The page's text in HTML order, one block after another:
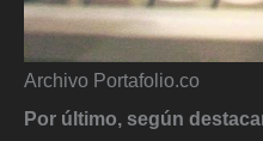
Archivo Portafolio.co
Por último, según